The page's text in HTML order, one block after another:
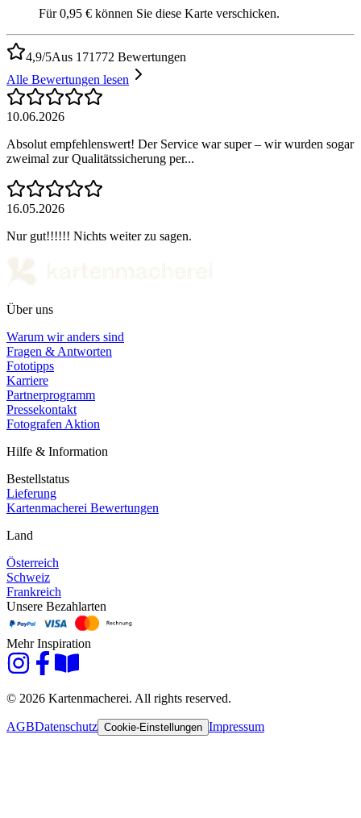
Für 0,95 € können Sie diese Karte verschicken.
4,9/5Aus 171772 Bewertungen
Alle Bewertungen lesen
10.06.2026
Absolut empfehlenswert! Der Service war super – wir wurden sogar
zweimal zur Qualitätssicherung per...
16.05.2026
Nur gut!!!!!! Nichts weiter zu sagen.
Über uns
Warum wir anders sind
Fragen & Antworten
Fototipps
Karriere
Partnerprogramm
Pressekontakt
Fotografen Aktion
Hilfe & Information
Bestellstatus
Lieferung
Kartenmacherei Bewertungen
Land
Österreich
Schweiz
Frankreich
Unsere Bezahlarten
Mehr Inspiration
© 2026 Kartenmacherei. All rights reserved.
AGBDatenschutz Cookie-Einstellungen Impressum